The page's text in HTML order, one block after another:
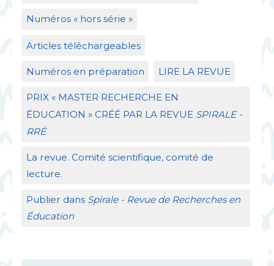
Numéros « hors série »
Articles téléchargeables
Numéros en préparation LIRE LA REVUE
PRIX« MASTER RECHERCHE EN
ÉDUCATION » CRÉÉ PAR LA REVUE SPIRALE-
RRÉ
La revue. Comité scientifique, comité de
lecture.
Publier dans Spirale - Revue de Recherches en
Éducation